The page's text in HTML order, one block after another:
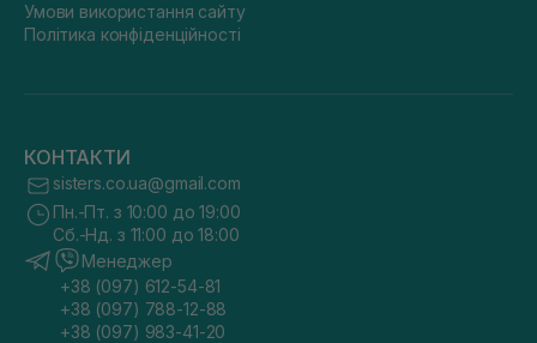
Умови використання сайту
Політика конфіденційності
КОНТАКТИ
sisters.co.ua@gmail.com
Пн.-Пт. з 10:00 до 19:00
Сб.-Нд. з 11:00 до 18:00
Менеджер
+38 (097) 612-54-81
+38 (097) 788-12-88
+38 (097) 983-41-20